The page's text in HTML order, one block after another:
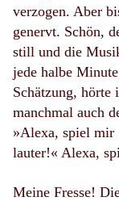
verzogen. Aber
genervt. Schön,
still und die
jede halbe
Schätzung, hörte
manchmal auch
»Alexa, spiel
lauter!« Alexa,
Meine Fresse!